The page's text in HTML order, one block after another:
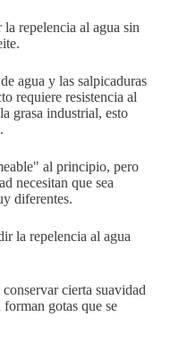
repelencia al agua sin
agua y las salpicaduras
requiere resistencia al
grasa industrial, esto
al principio, pero
necesitan que sea
diferentes.
la repelencia al agua
cierta suavidad
gotas que se